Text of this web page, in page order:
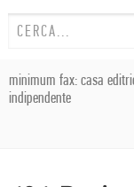
minimum fax: casa
indipendente